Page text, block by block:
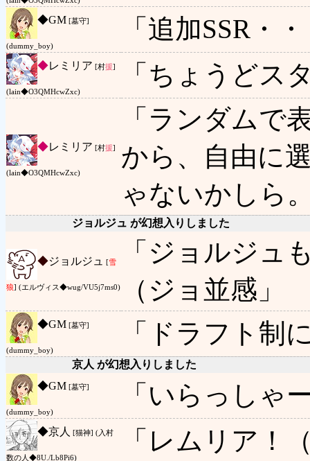
◆GM [墓守]
(dummy_boy)
「追加SSR・
◆レミリア [村援]
(lain◆O3QMHcwZxc)
「ちょうどス
◆レミリア [村援]
(lain◆O3QMHcwZxc)
「ランダムで
から、自由に
ゃないかしら
ジョルジュ が幻想入りしました
◆ジョルジュ [雪
狼] (エルヴィス◆wug/VU5j7ms0)
「ジョルジュ
（ジョ並感」
◆GM [墓守]
(dummy_boy)
「ドラフト制
京人 が幻想入りしました
◆GM [墓守]
(dummy_boy)
「いらっしゃ
◆京人 [猫神] (入村
数の人◆8U./Lb8Pi6)
「レムリア！